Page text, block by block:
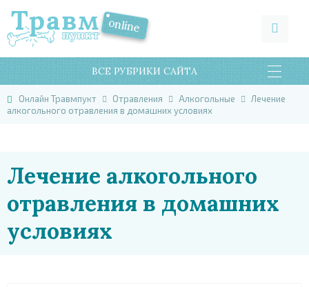
ВСЕ РУБРИКИ САЙТА
Онлайн Травмпукт Отравления Алкогольные
Лечение
алкогольного отравления в домашних условиях
Лечение алкогольного
отравления в домашних
условиях